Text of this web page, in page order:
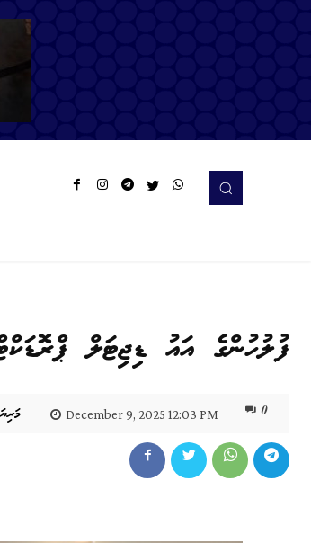
ފުލުހުންގެ އައު ޑިޖިޓަލް
December 9, 2025 12:03 PM 0